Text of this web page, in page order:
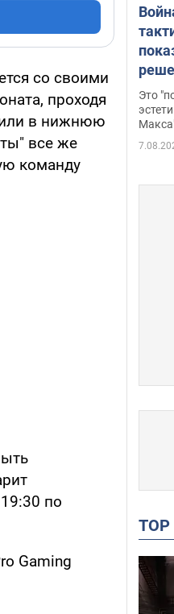
со своими
проходя
в нижнюю
все же
команду
по
Gaming
Это